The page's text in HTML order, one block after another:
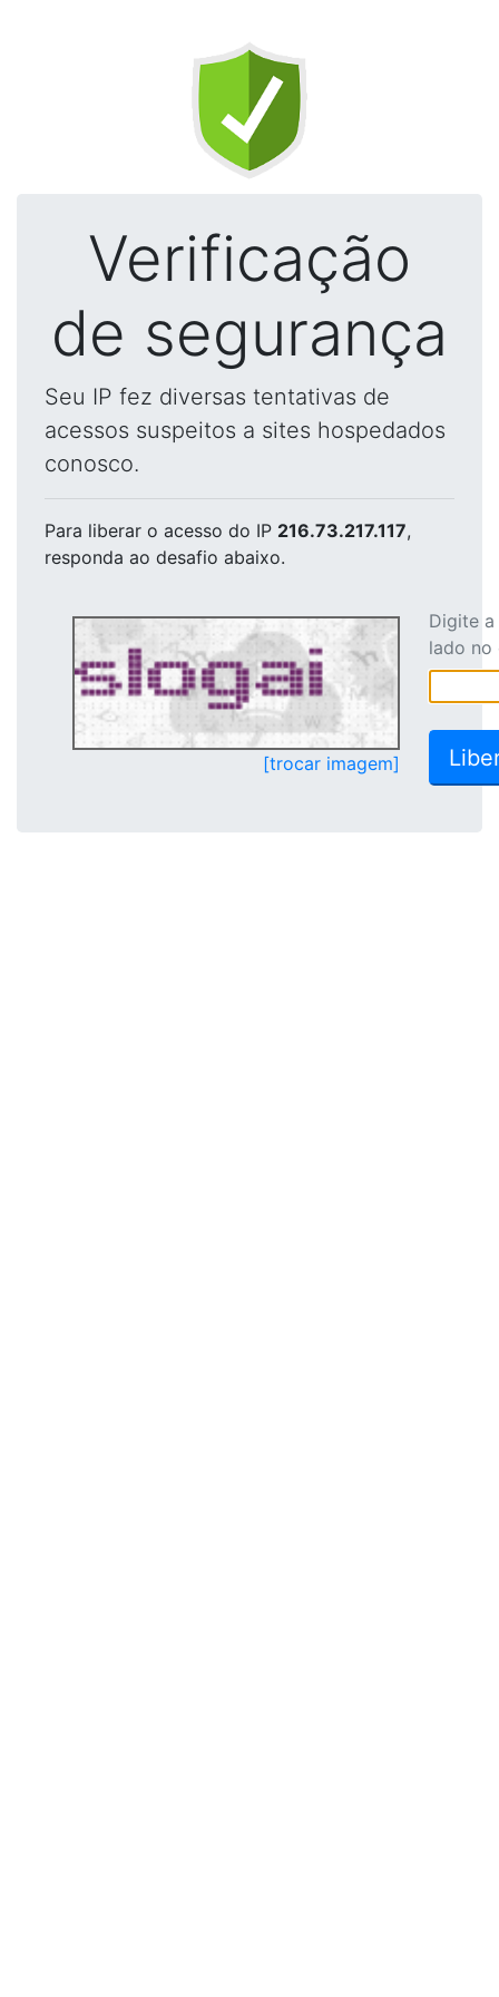
Verificação
de segurança
Seu IP fez diversas tentativas de
acessos suspeitos a sites hospedados
conosco.
Para liberar o acesso do IP 216.73.217.117,
responda ao desafio abaixo.
[trocar imagem]
Digite
lado no